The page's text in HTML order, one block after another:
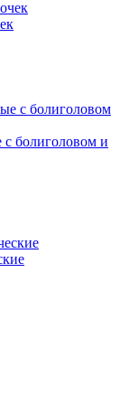
болиголовом и